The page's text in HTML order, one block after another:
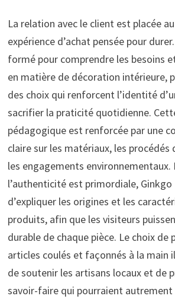
La relation avec le client est placée
expérience d’achat pensée pour
formé pour comprendre les besoins
en matière de décoration intérieure,
des choix qui renforcent l’identité
sacrifier la praticité quotidienne.
pédagogique est renforcée par une
claire sur les matériaux, les
les engagements environnementaux.
l’authenticité est primordiale, Ginkgo
d’expliquer les origines et les
produits, afin que les visiteurs
durable de chaque pièce. Le choix de
articles coulés et façonnés à la main
de soutenir les artisans locaux et de
savoir-faire qui pourraient autrement